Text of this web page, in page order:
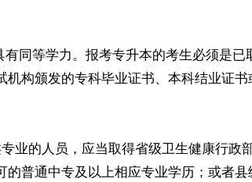
同等学力。报考专升本的考生必须是已
构颁发的专科毕业证书、本科结业证书
业的人员，应当取得省级卫生健康行政
普通中专及以上相应专业学历；或者县